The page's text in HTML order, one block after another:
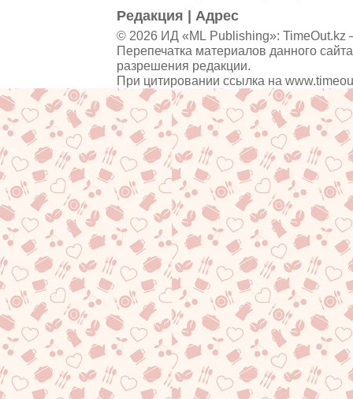
Редакция Адрес
© 2026 ИД «ML Publishing»: TimeOut.kz
Перепечатка материалов данного
разрешения редакции.
При цитировании ссылка на